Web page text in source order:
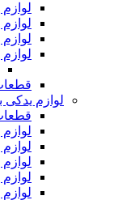
لوازم
لوازم یدکی